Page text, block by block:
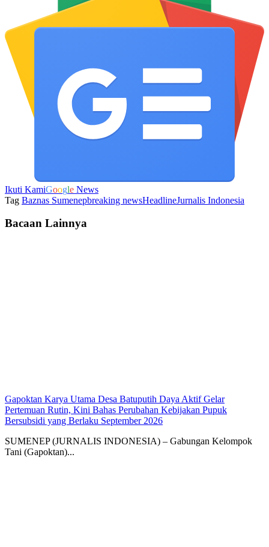
Ikuti KamiGoogle News
Tag Baznas Sumenepbreaking newsHeadlineJurnalis Indonesia
Bacaan Lainnya
Gapoktan Karya Utama Desa Batuputih Daya Aktif Gelar
Pertemuan Rutin, Kini Bahas Perubahan Kebijakan Pupuk
Bersubsidi yang Berlaku September 2026
SUMENEP (JURNALIS INDONESIA) – Gabungan Kelompok
Tani (Gapoktan)...